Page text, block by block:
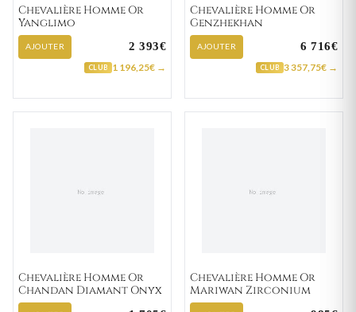
Chevalière Homme Or
Yanglimo
AJOUTER 2 393€
CLUB 1 196,25€ →
Chevalière Homme Or
Genzhekhan
AJOUTER 6 716€
CLUB 3 357,75€ →
Chevalière Homme Or
Chandan Diamant Onyx
Chevalière Homme Or
Mariwan Zirconium